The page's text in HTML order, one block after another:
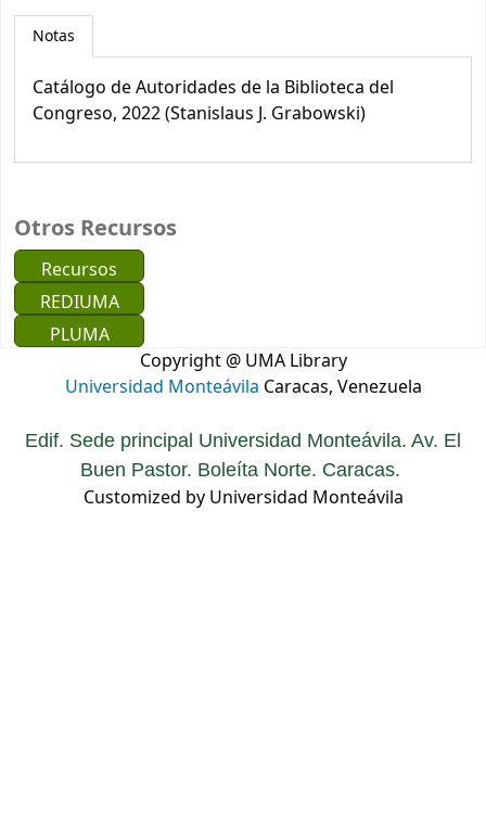
Otros Recursos
Recursos
REDIUMA
PLUMA
Notas
Catálogo de Autoridades de la Biblioteca del
Congreso, 2022 (Stanislaus J. Grabowski)
Copyright @ UMA Library
Universidad Monteávila Caracas, Venezuela
Edif. Sede principal Universidad Monteávila. Av. El
Buen Pastor. Boleíta Norte. Caracas.
Customized by Universidad Monteávila